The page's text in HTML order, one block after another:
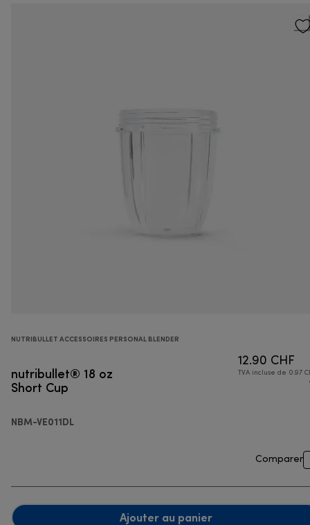
NUTRIBULLET ACCESSOIRES PERSONAL BLENDER
nutribullet® 18 oz
Short Cup
NBM-VE011DL
12.90 CHF
TVA incluse de 0.97
Comparer
Ajouter au panier